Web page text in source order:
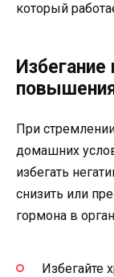
который
При
домашних
избегать
снизить или
гормона в
Избегайте